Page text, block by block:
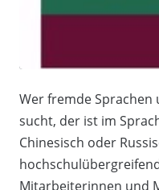
Wer fremde
sucht, der ist im
Chinesisch oder
Mitarbeiterinnen und